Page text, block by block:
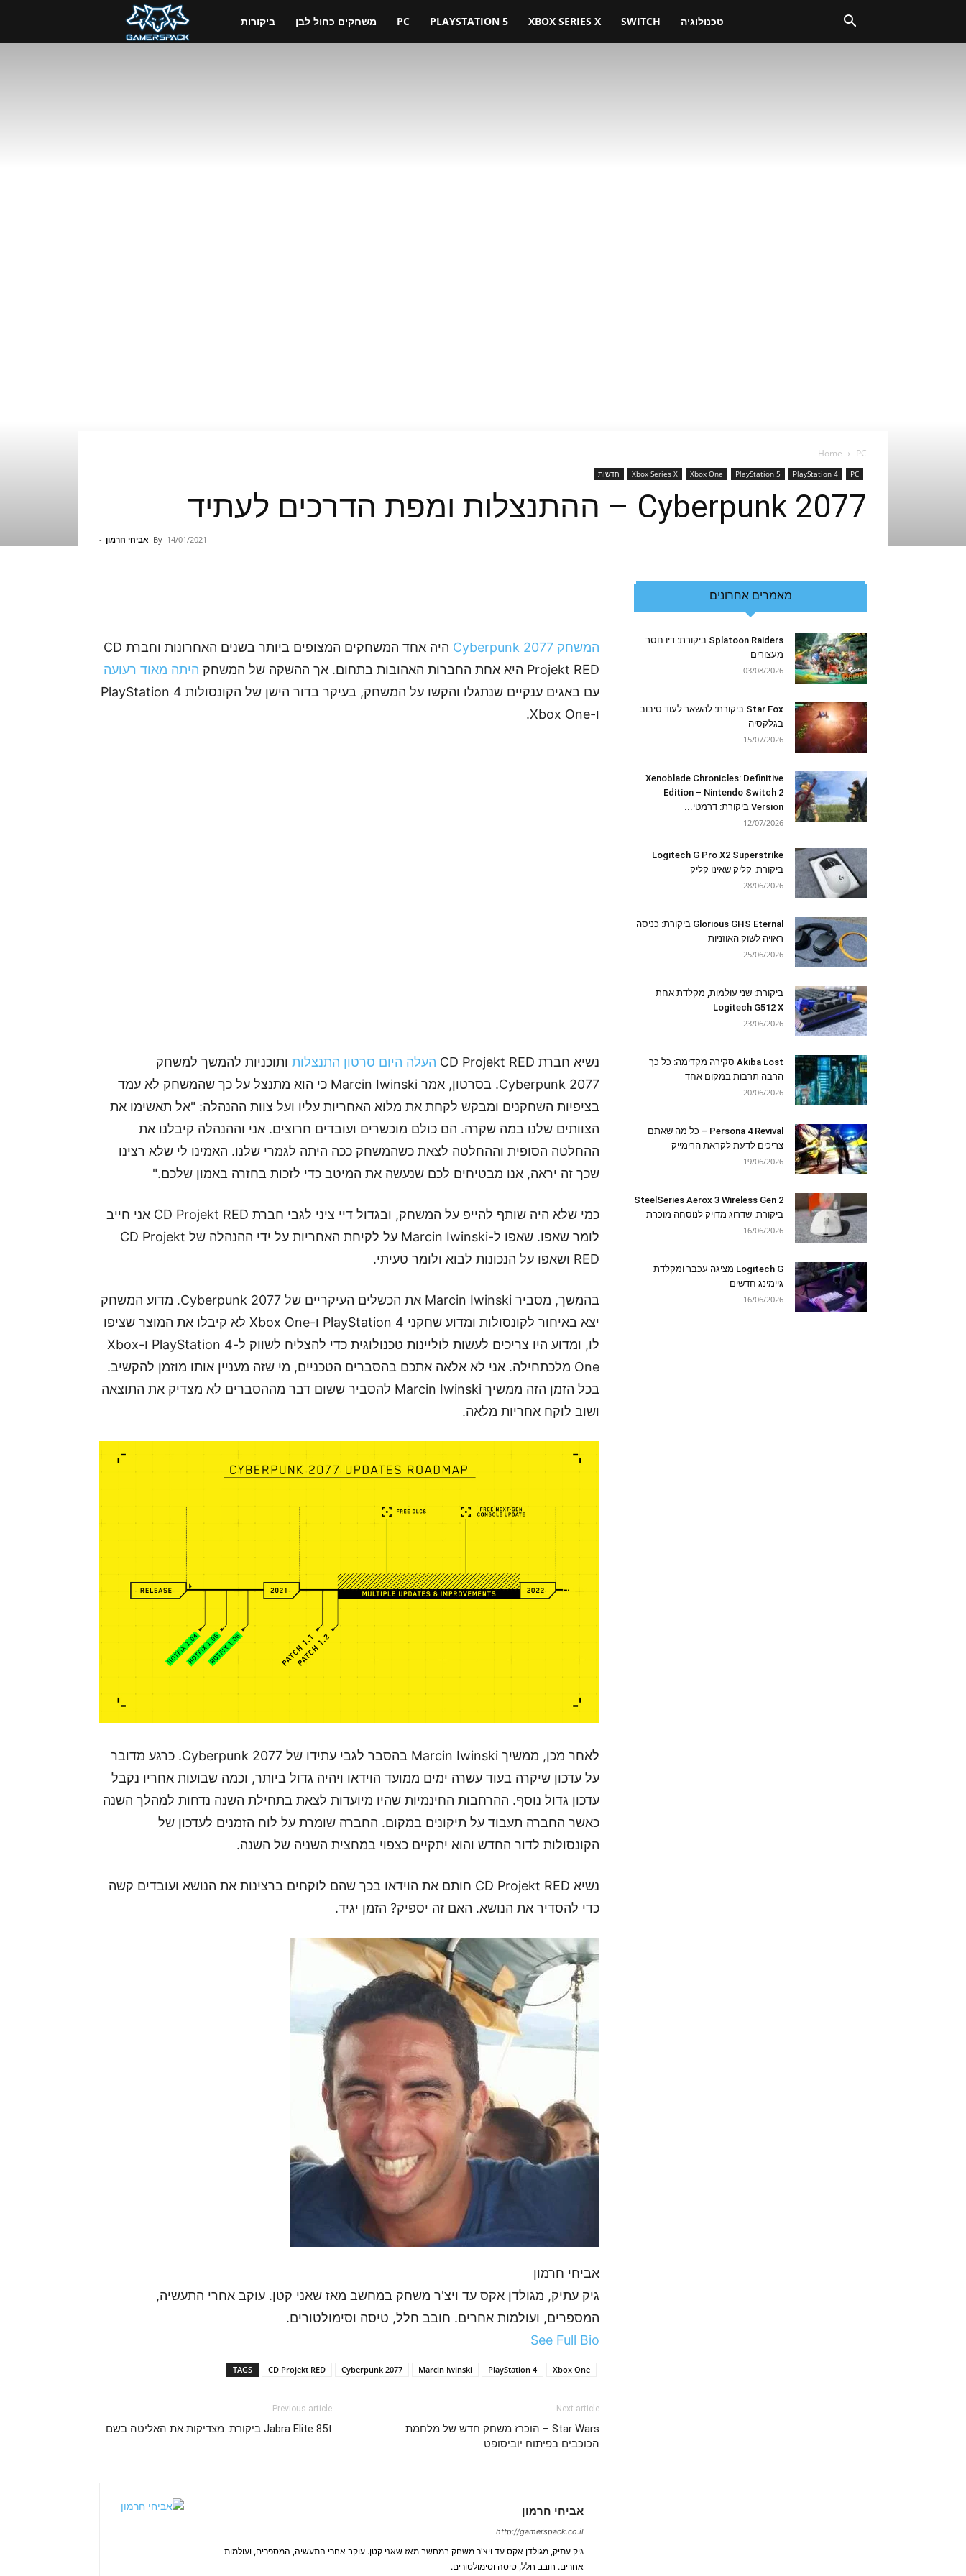
ביקורות משחקים כחול לבן PC PLAYSTATION 5 XBOX SERIES X SWITCH טכנולוגיה
Home PC
PC
PlayStation 4
PlayStation 5
Xbox One
Xbox Series X חדשות
Cyberpunk 2077 – ההתנצלות ומפת הדרכים לעתיד
By אביחי חרמון - 14/01/2021
המשחק Cyberpunk 2077
היה אחד המשחקים המצופים ביותר בשנים האחרונות וחברת CD
Projekt RED היא אחת החברות האהובות בתחום. אך ההשקה של המשחק
היתה מאוד רעועה
עם באגים ענקיים שנתגלו והקשו על המשחק, בעיקר בדור הישן של הקונסולות PlayStation 4
ו-Xbox One.
נשיא חברת CD Projekt RED העלה היום סרטון התנצלות ותוכניות להמשך למשחק
Cyberpunk 2077. בסרטון, אמר Marcin Iwinski כי הוא מתנצל על כך שהמשחק לא עמד
בציפיות השחקנים ומבקש לקחת את מלוא האחריות עליו ועל צוות ההנהלה: "אל תאשימו את
הצוותים שלנו במה שקרה. הם כולם מוכשרים ועובדים חרוצים. אני וההנהלה קיבלנו את
ההחלטה הסופית וההחלטה לצאת כשהמשחק ככה היתה לגמרי שלנו. האמינו לי שלא רצינו
שכך זה יראה, אנו מבטיחים לכם שנעשה את המיטב כדי לזכות בחזרה באמון שלכם."
כמי שלא היה שותף להייפ על המשחק, ובגדול דיי ציני לגבי חברת CD Projekt RED אני חייב
לומר שאפו. שאפו ל-Marcin Iwinski על לקיחת האחריות על ידי ההנהלה של CD Projekt
RED ושאפו על הנכונות לבוא ולומר טעיתי.
בהמשך, מסביר Marcin Iwinski את הכשלים העיקריים של Cyberpunk 2077. מדוע המשחק
יצא באיחור לקונסולות ומדוע שחקני PlayStation 4 ו-Xbox One לא קיבלו את המוצר שציפו
לו, ומדוע היו צריכים לעשות לוליינות טכנולוגית כדי להצליח לשווק ל-PlayStation 4 ו-Xbox
One מלכתחילה. אני לא אלאה אתכם בהסברים הטכניים, מי שזה מעניין אותו מוזמן להקשיב.
בכל הזמן הזה ממשיך Marcin Iwinski להסביר ששום דבר מההסברים לא מצדיק את התוצאה
ושוב לוקח אחריות מלאה.
לאחר מכן, ממשיך Marcin Iwinski בהסבר לגבי עתידו של Cyberpunk 2077. כרגע מדובר
על עדכון שיקרה בעוד עשרה ימים ממועד הוידאו ויהיה גדול ביותר, וכמה שבועות אחריו נקבל
עדכון גדול נוסף. ההרחבות החינמיות שהיו מיועדות לצאת בתחילת השנה נדחות למהלך השנה
כאשר החברה תעבוד על תיקונים במקום. החברה שומרת על לוח הזמנים לעדכון של
הקונסולות לדור החדש והוא יתקיים כצפוי במחצית השניה של השנה.
נשיא CD Projekt RED חותם את הוידאו בכך שהם לוקחים ברצינות את הנושא ועובדים קשה
כדי להסדיר את הנושא. האם זה יספיק? הזמן יגיד.
אביחי חרמון
גיק עתיק, מגולדן אקס עד ויצ'ר משחק במחשב מאז שאני קטן. עוקב אחרי התעשיה,
המספרים, ועולמות אחרים. חובב חלל, טיסה וסימולטורים.
See Full Bio
TAGS CD Projekt RED Cyberpunk 2077 Marcin Iwinski PlayStation 4 Xbox One
Previous article
Jabra Elite 85t ביקורת: מצדיקות את האליטה בשם
Next article
Star Wars – הוכרז משחק חדש של מלחמת
הכוכבים בפיתוח יוביסופט
אביחי חרמון
http://gamerspack.co.il
גיק עתיק, מגולדן אקס עד ויצ'ר משחק במחשב מאז שאני קטן. עוקב אחרי התעשיה, המספרים, ועולמות
אחרים. חובב חלל, טיסה וסימולטורים.
מאמרים אחרונים
Splatoon Raiders ביקורת: דיו חסר
מעצורים
03/08/2026
Star Fox ביקורת: להשאר לעוד סיבוב
בגלקסיה
15/07/2026
Xenoblade Chronicles: Definitive
Edition – Nintendo Switch 2
Version ביקורת: דרמטי...
12/07/2026
Logitech G Pro X2 Superstrike
ביקורת: קליק שאינו קליק
28/06/2026
Glorious GHS Eternal ביקורת: כניסה
ראויה לשוק האוזניות
25/06/2026
ביקורת: שני עולמות, מקלדת אחת
Logitech G512 X
23/06/2026
Akiba Lost סקירה מקדימה: כל כך
הרבה תרבות במקום אחד
20/06/2026
Persona 4 Revival – כל מה שאתם
צריכים לדעת לקראת הרימייק
19/06/2026
SteelSeries Aerox 3 Wireless Gen 2
ביקורת: שדרוג מדויק לנוסחה מוכרת
16/06/2026
Logitech G מציגה עכבר ומקלדת
גיימינג חדשים
16/06/2026